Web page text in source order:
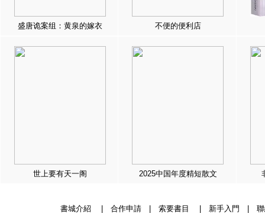
盛唐诡案组：黄泉的嫁衣 不便的便利店
世上要有天一阁 2025中国年度精短散文
書城介紹 合作申請| 索要書目 新手入門